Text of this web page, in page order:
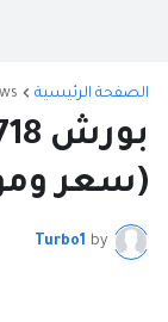
الصفحة الرئيسية
(سعر
by
Turbo1